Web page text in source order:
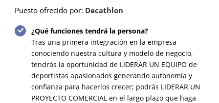
Puesto ofrecido por: Decathlon
¿Qué funciones tendrá la persona?
Tras una primera integración en la empresa
conociendo nuestra cultura y modelo de negocio,
tendrás la oportunidad de LIDERAR UN EQUIPO de
deportistas apasionados generando autonomía y
confianza para hacerlos crecer; podrás LIDERAR UN
PROYECTO COMERCIAL en el largo plazo que haga